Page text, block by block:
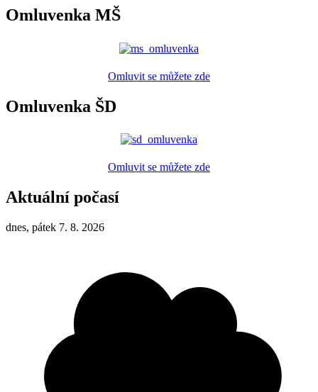
Omluvenka MŠ
Omluvit se můžete zde
Omluvenka ŠD
Omluvit se můžete zde
Aktuální počasí
dnes, pátek 7. 8. 2026